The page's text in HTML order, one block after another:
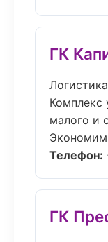
ГК
Комплекс
малого и
Экономим
Телефон:
ГК